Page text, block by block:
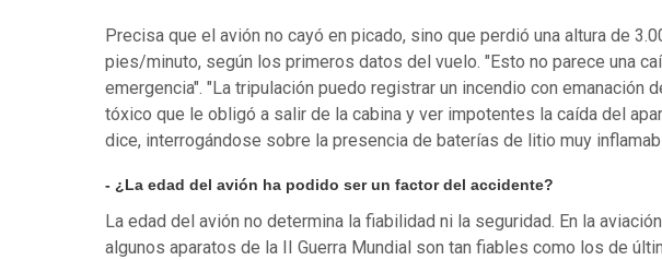
Precisa que el avión no cayó en picado, sino que perdió una altura de
pies/minuto, según los primeros datos del vuelo. "Esto no parece una
emergencia". "La tripulación puedo registrar un incendio con emanación
tóxico que le obligó a salir de la cabina y ver impotentes la caída del
dice, interrogándose sobre la presencia de baterías de litio muy
- ¿La edad del avión ha podido ser un factor del accidente?
La edad del avión no determina la fiabilidad ni la seguridad. En la
algunos aparatos de la II Guerra Mundial son tan fiables como los de